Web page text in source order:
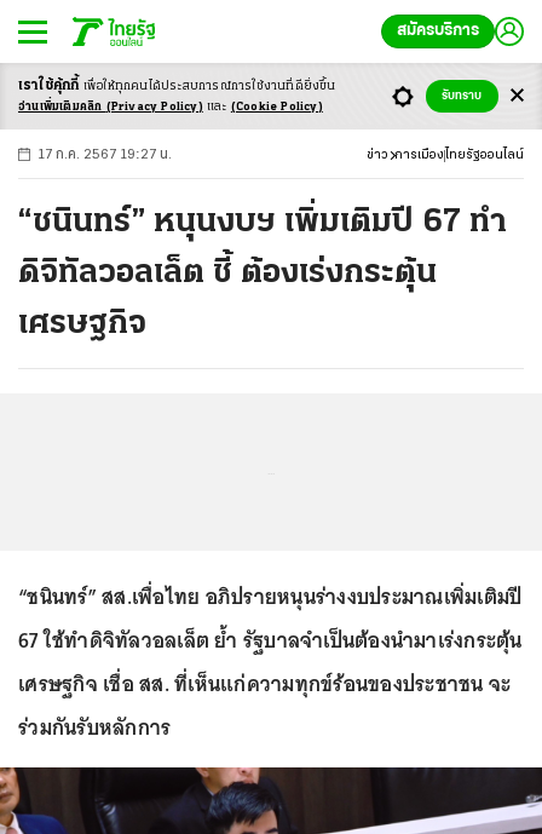
สมัครบริการ
-ก ก ก+
17 ก.ค. 2567 19:27 น. ข่าว การเมือง ไทยรัฐออนไลน์
“ชนินทร์” หนุนงบฯ เพิ่มเติมปี 67 ทำ
ดิจิทัลวอลเล็ต ชี้ ต้องเร่งกระตุ้น
เศรษฐกิจ
“ชนินทร์” สส.เพื่อไทย อภิปรายหนุนร่างงบประมาณเพิ่มเติมปี
67 ใช้ทำดิจิทัลวอลเล็ต ย้ำ รัฐบาลจำเป็นต้องนำมาเร่งกระตุ้น
เศรษฐกิจ เชื่อ สส. ที่เห็นแก่ความทุกข์ร้อนของประชาชน จะ
ร่วมกันรับหลักการ
เราใช้คุ้กกี้ เพื่อให้ทุกคนได้ประสบการณ์การใช้งานที่ดียิ่งขึ้น
อ่านเพิ่มเติมคลิก (Privacy Policy) และ (Cookie Policy)
รับทราบ